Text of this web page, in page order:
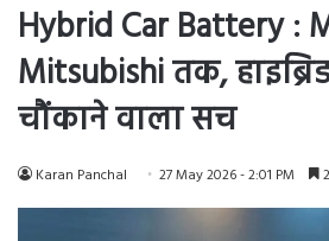
Hybrid Car Battery :
Mitsubishi तक,
चौंकाने वाला सच
Karan Panchal 27 May 2026 - 2:01 PM